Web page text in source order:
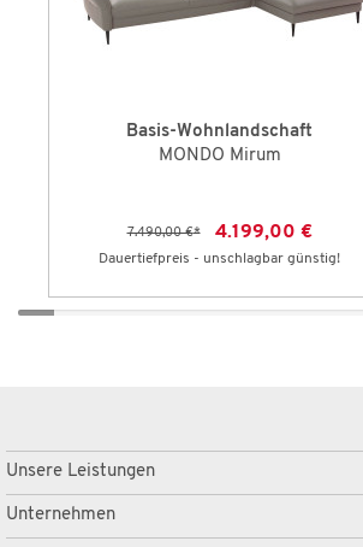
Basis-Wohnlandschaft
MONDO Mirum
7.490,00 €* 4.199,00 €
Dauertiefpreis - unschlagbar günstig!
Unsere Leistungen
Unternehmen